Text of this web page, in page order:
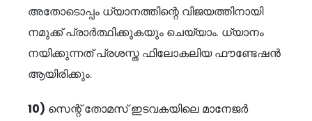
അതോടൊപ്പം ധ്യാനത്തിന്റെ വിജയത്തിനായി
നമുക്ക് പ്രാർത്ഥിക്കുകയും ചെയ്യാം. ധ്യാനം
നയിക്കുന്നത് പ്രശസ്ത ഫിലോകലിയ ഫൗണ്ടേഷൻ
ആയിരിക്കും.
10) സെന്റ് തോമസ് ഇടവകയിലെ മാനേജർ